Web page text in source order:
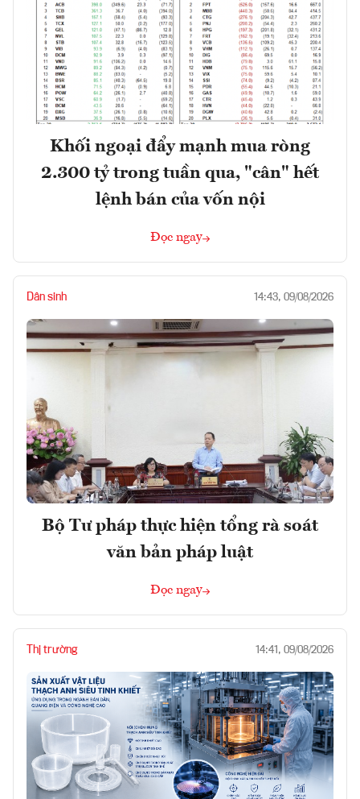
Khối ngoại đẩy mạnh mua ròng
2.300 tỷ trong tuần qua, "cân" hết
lệnh bán của vốn nội
Đọc ngay
Dân sinh 14:43, 09/08/2026
Bộ Tư pháp thực hiện tổng rà soát
văn bản pháp luật
Đọc ngay
Thị trường 14:41, 09/08/2026